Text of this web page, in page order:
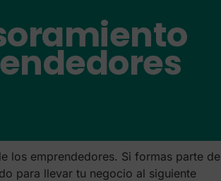
los emprendedores. Si formas parte de
para llevar tu negocio al siguiente